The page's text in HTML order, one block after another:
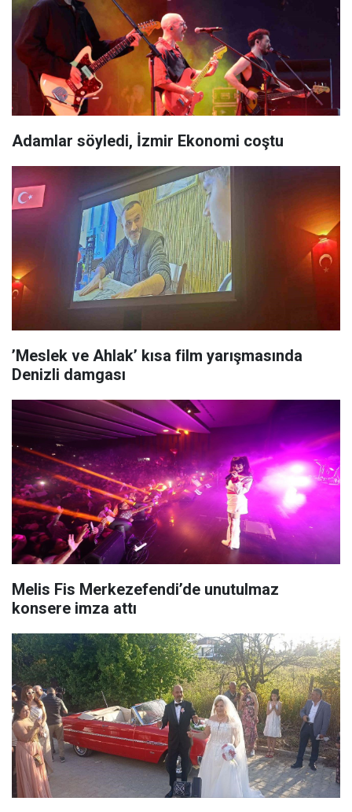
Adamlar söyledi, İzmir Ekonomi coştu
’Meslek ve Ahlak’ kısa film yarışmasında
Denizli damgası
Melis Fis Merkezefendi’de unutulmaz
konsere imza attı